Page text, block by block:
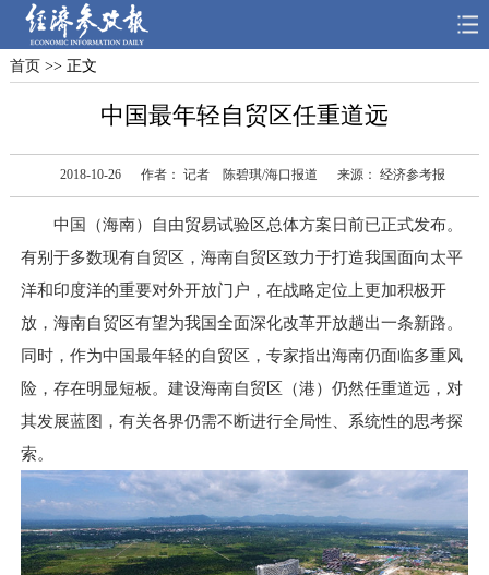
首页 深度 思想
首页 >> 正文
中国最年轻自贸区任重道远
2018-10-26 作者： 记者 陈碧琪/海口报道 来源： 经济参考报
中国（海南）自由贸易试验区总体方案日前已正式发布。
有别于多数现有自贸区，海南自贸区致力于打造我国面向太平
洋和印度洋的重要对外开放门户，在战略定位上更加积极开
放，海南自贸区有望为我国全面深化改革开放趟出一条新路。
同时，作为中国最年轻的自贸区，专家指出海南仍面临多重风
险，存在明显短板。建设海南自贸区（港）仍然任重道远，对
其发展蓝图，有关各界仍需不断进行全局性、系统性的思考探
索。